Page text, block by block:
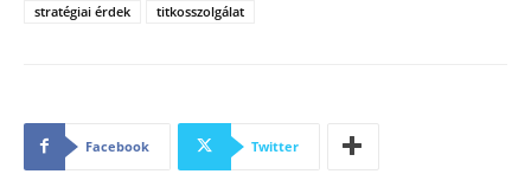
stratégiai érdek
titkosszolgálat
Facebook Twitter